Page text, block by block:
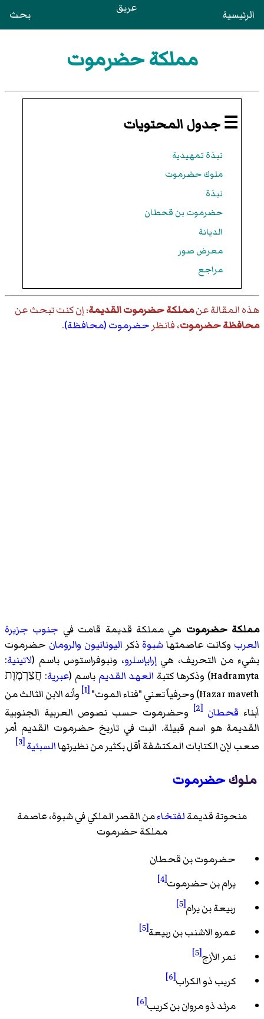
الرئيسية عريق بحث
مملكة حضرموت
☰ جدول المحتويات
نبذة تمهيدية
ملوك حضرموت
نبذة
حضرموت بن قحطان
الديانة
معرض صور
مراجع
هذه المقالة عنمملكة حضرموت القديمة؛ إن كنت تبحث عن
محافظة حضرموت، فانظرحضرموت (محافظة).
مملكة حضرموت هي مملكة قديمة قامت في جنوب جزيرة
العرب وكانت عاصمتهاشبوة ذكر اليونانيون والرومان حضرموت
بشيء من التحريف، هيإرابإسلرو، ونبوفراستوس باسم (لاتينية:
Hadramyta) وذكرها كتبة
العهد القديم باسم (عبرية: חֲצַרְמָוֶת
Hazar maveth) وحرفياً تعني "فناء الموت"
[1]
وأنه الابن الثالث من
أبناء قحطان [2]
وحضرموت حسب نصوص العربية الجنوبية
القديمة هو اسم قبيلة. البت في تاريخ حضرموت القديم أمر
صعب لإن الكتابات المكتشفة أقل بكثير من نظيرتهاالسبئية[3]
ملوكحضرموت
منحوتة قديمةلفتخاءمن القصر الملكي في شبوة، عاصمة
مملكة حضرموت
حضرموت بن قحطان
يرام بن حضرموت[4]
ربيعة بن يرام[5]
عمرو الاشنب بن ربيعة[5]
نمر الأزج[5]
كريب ذو الكراب[6]
مرثد ذو مروان بن كريب[6]